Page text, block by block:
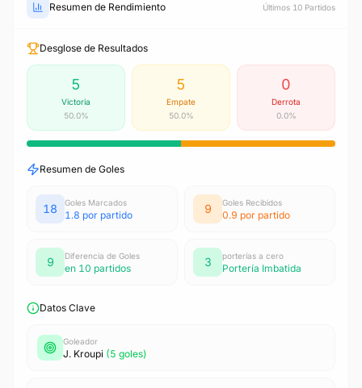
Resumen de Rendimiento Últimos 10 Partidos
Desglose de Resultados
5
Victoria
50.0%
5
Empate
50.0%
0
Derrota
0.0%
Resumen de Goles
18 Goles Marcados
1.8 por partido 9 Goles Recibidos
0.9 por partido
9 Diferencia de Goles
en 10 partidos 3 porterías a cero
Portería Imbatida
Datos Clave
Goleador
J. Kroupi (5 goles)